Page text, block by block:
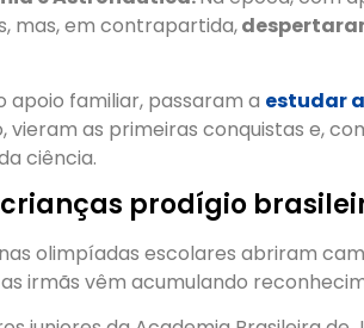
mas, em contrapartida,
apoio familiar, passaram a estudar
vieram as primeiras conquistas e,
ciência.
prodígio
olimpíadas escolares abriram
irmãs vêm acumulando